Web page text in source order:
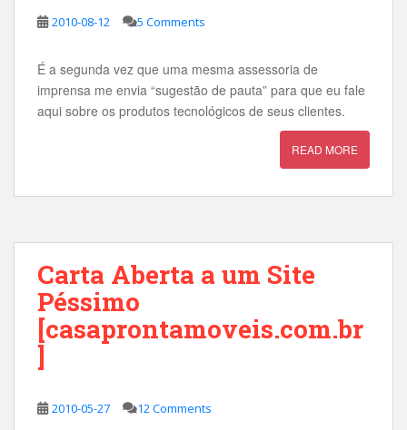
2010-08-12 5 Comments
É a segunda vez que uma mesma assessoria de
imprensa me envia “sugestão de pauta” para que eu fale
aqui sobre os produtos tecnológicos de seus clientes.
READ MORE
Carta Aberta a um Site
Péssimo
[casaprontamoveis.com.br
]
2010-05-27 12 Comments